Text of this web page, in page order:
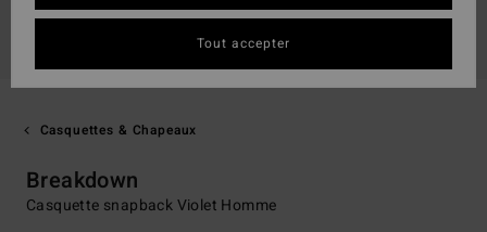
Casquettes & Chapeaux
Breakdown
Casquette snapback Violet Homme
Tout accepter